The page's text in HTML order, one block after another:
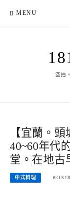
MENU
空拍
【宜蘭。
40~60年代
堂。在地古
中式料理